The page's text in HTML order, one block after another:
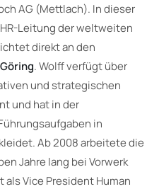
AG (Mettlach). In dieser
Leitung der weltweiten
direkt an den
. Wolff verfügt über
und strategischen
und hat in der
in
Ab 2008 arbeitete die
Jahre lang bei Vorwerk
Vice President Human